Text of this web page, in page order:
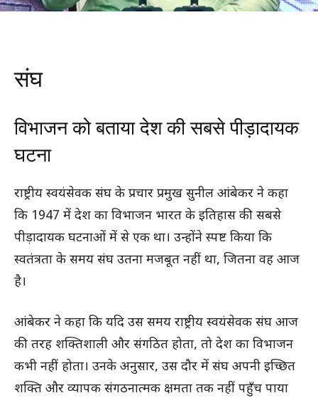
संघ
विभाजन को बताया देश की सबसे पीड़ादायक
घटना
राष्ट्रीय स्वयंसेवक संघ के प्रचार प्रमुख सुनील आंबेकर ने कहा
कि 1947 में देश का विभाजन भारत के इतिहास की सबसे
पीड़ादायक घटनाओं में से एक था। उन्होंने स्पष्ट किया कि
स्वतंत्रता के समय संघ उतना मजबूत नहीं था, जितना वह आज
है।
आंबेकर ने कहा कि यदि उस समय राष्ट्रीय स्वयंसेवक संघ आज
की तरह शक्तिशाली और संगठित होता, तो देश का विभाजन
कभी नहीं होता। उनके अनुसार, उस दौर में संघ अपनी इच्छित
शक्ति और व्यापक संगठनात्मक क्षमता तक नहीं पहुँच पाया